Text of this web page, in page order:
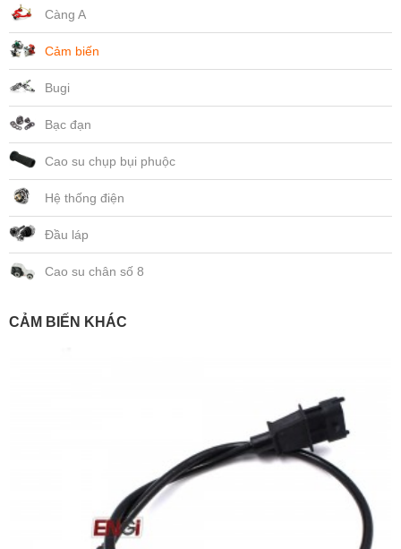
Càng A
Cảm biến
Bugi
Bạc đạn
Cao su chụp bụi phuộc
Hệ thống điện
Đầu láp
Cao su chân số 8
CẢM BIẾN KHÁC